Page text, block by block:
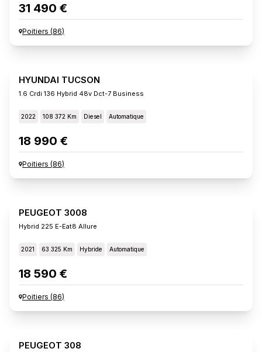
31 490 €
Poitiers (86)
HYUNDAI TUCSON
1.6 Crdi 136 Hybrid 48v Dct-7 Business
2022 108 372 Km Diesel Automatique
18 990 €
Poitiers (86)
PEUGEOT 3008
Hybrid 225 E-Eat8 Allure
2021 63 325 Km Hybride Automatique
18 590 €
Poitiers (86)
PEUGEOT 308